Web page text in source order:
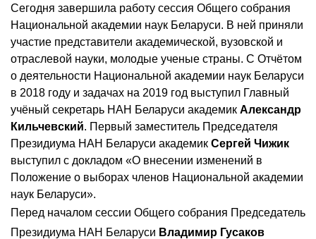
Сегодня завершила работу сессия Общего собрания
Национальной академии наук Беларуси. В ней приняли
участие представители академической, вузовской и
отраслевой науки, молодые ученые страны. С Отчётом
о деятельности Национальной академии наук Беларуси
в 2018 году и задачах на 2019 год выступил Главный
учёный секретарь НАН Беларуси академик Александр
Кильчевский. Первый заместитель Председателя
Президиума НАН Беларуси академик Сергей Чижик
выступил с докладом «О внесении изменений в
Положение о выборах членов Национальной академии
наук Беларуси».
Перед началом сессии Общего собрания Председатель
Президиума НАН Беларуси Владимир Гусаков